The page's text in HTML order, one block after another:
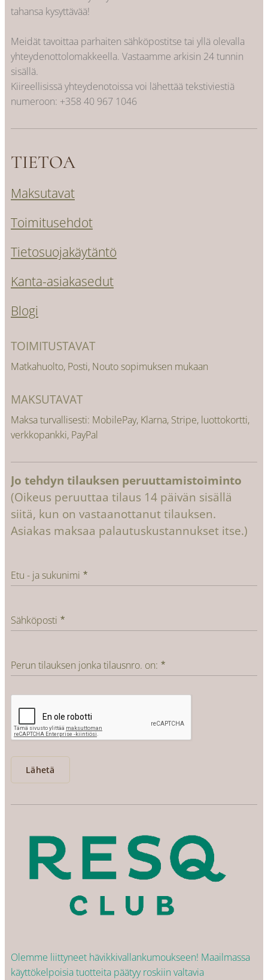
tahansa kysyttävää!
Meidät tavoittaa parhaiten sähköpostitse tai yllä olevalla
yhteydenottolomakkeella. Vastaamme arkisin 24 tunnin
sisällä.
Kiireellisissä yhteydenotoissa voi lähettää tekstiviestiä
numeroon: +358 40 967 1046
TIETOA
Maksutavat
Toimitusehdot
Tietosuojakäytäntö
Kanta-asiakasedut
Blogi
TOIMITUSTAVAT
Matkahuolto, Posti, Nouto sopimuksen mukaan
MAKSUTAVAT
Maksa turvallisesti: MobilePay, Klarna, Stripe, luottokortti,
verkkopankki, PayPal
Jo tehdyn tilauksen peruuttamistoiminto
(Oikeus peruuttaa tilaus 14 päivän sisällä
siitä, kun on vastaanottanut tilauksen.
Asiakas maksaa palautuskustannukset itse.)
Etu - ja sukunimi
Sähköposti
Perun tilauksen jonka tilausnro. on:
Lähetä
Olemme liittyneet hävikkivallankumoukseen! Maailmassa
käyttökelpoisia tuotteita päätyy roskiin valtavia